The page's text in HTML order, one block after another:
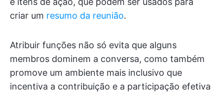
criar um resumo da reunião.
Atribuir funções não só evita que alguns
membros dominem a conversa, como também
promove um ambiente mais inclusivo que
incentiva a contribuição e a participação efetiva